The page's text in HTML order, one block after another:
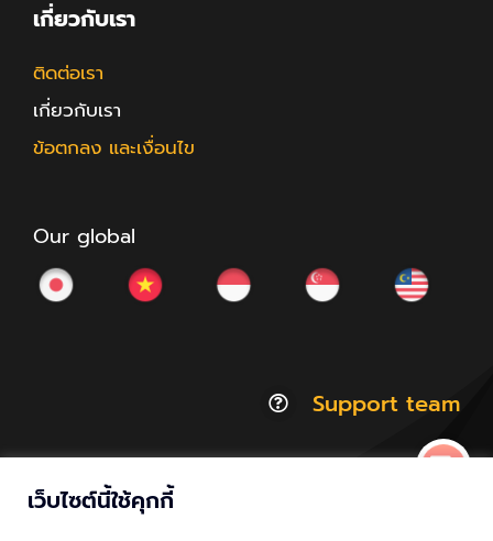
เกี่ยวกับเรา
ติดต่อเรา
เกี่ยวกับเรา
ข้อตกลง และเงื่อนไข
Our global
Support team
เว็บไซต์นี้ใช้คุกกี้